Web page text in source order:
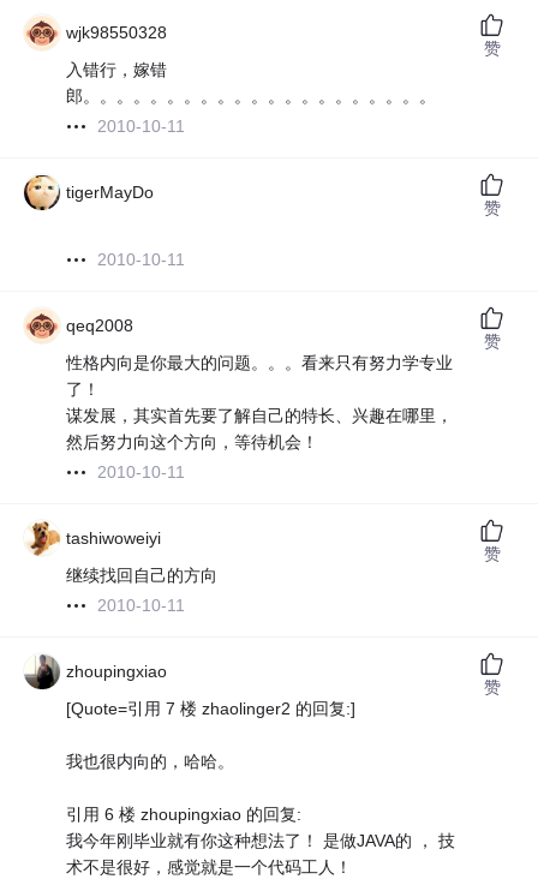
wjk98550328
入错行，嫁错
郎。。。。。。。。。。。。。。。。。。。。。
2010-10-11
赞
tigerMayDo
2010-10-11
赞
qeq2008
性格内向是你最大的问题。。。看来只有努力学专业
了！
谋发展，其实首先要了解自己的特长、兴趣在哪里，
然后努力向这个方向，等待机会！
2010-10-11
赞
tashiwoweiyi
继续找回自己的方向
2010-10-11
赞
zhoupingxiao
[Quote=引用 7 楼 zhaolinger2 的回复:]
我也很内向的，哈哈。
引用 6 楼 zhoupingxiao 的回复:
我今年刚毕业就有你这种想法了！ 是做JAVA的 ， 技
术不是很好，感觉就是一个代码工人！
赞